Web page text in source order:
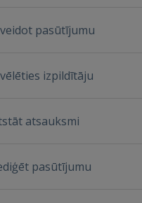
pasūtījumu
izpildītāju
atsauksmi
pasūtījumu